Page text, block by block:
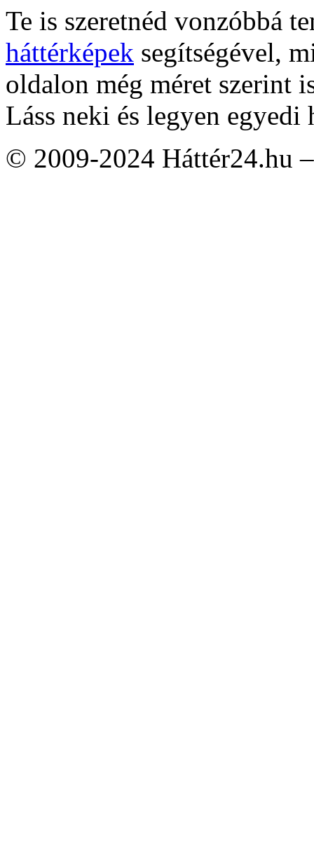
Te is szeretnéd vonzóbbá
háttérképek segítségével,
oldalon még méret szerint
Láss neki és legyen egyedi
© 2009-2024 Háttér24.hu